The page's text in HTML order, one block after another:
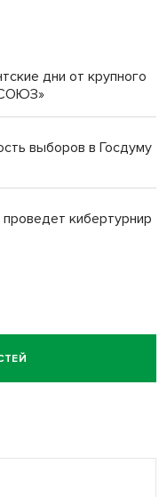
дни от крупного
выборов в Госдуму
кибертурнир